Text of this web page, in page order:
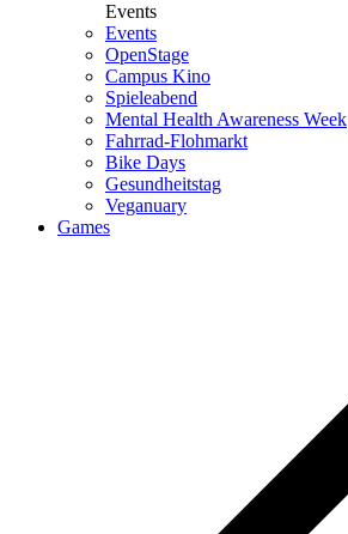
Events
Events
OpenStage
Campus Kino
Spieleabend
Mental Health Awareness Week
Fahrrad-Flohmarkt
Bike Days
Gesundheitstag
Veganuary
Games